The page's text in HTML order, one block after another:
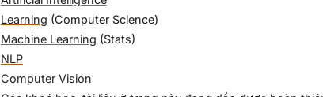
Learning (Computer Science)
Machine Learning (Stats)
NLP
Computer Vision